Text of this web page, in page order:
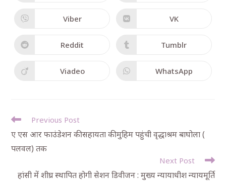
Viber VK
Reddit Tumblr
Viadeo WhatsApp
Previous Post
ए एस आर फाउंडेशन की सहायता की मुहिम पहुंची वृद्धाश्रम बाघोला (
पलवल) तक
Next Post
हांसी में शीघ्र स्थापित होगी सेशन डिवीजन : मुख्य न्यायाधीश न्यायमूर्ति